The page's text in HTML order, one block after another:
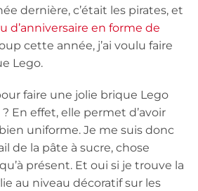
dernière, c’était les pirates, et
d’anniversaire en forme de
cette année, j’ai voulu faire
Lego.
faire une jolie brique Lego
En effet, elle permet d’avoir
uniforme. Je me suis donc
de la pâte à sucre, chose
présent. Et oui si je trouve la
au niveau décoratif sur les